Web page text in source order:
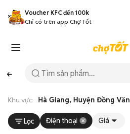
Voucher KFC đến 100k
Chỉ có trên app Chợ Tốt
Khu vực: Hà Giang, Huyện Đồng Văn
Lọc Điện thoại Giá